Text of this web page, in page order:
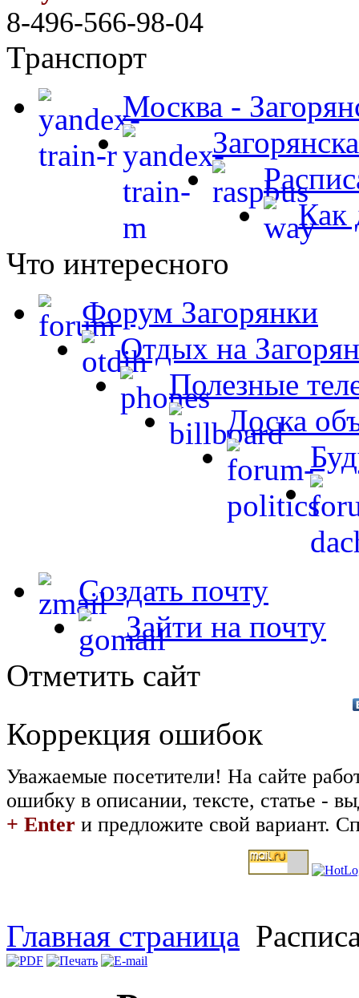
8-496-566-98-04
Транспорт
Москва -
Как
Что интересного
Форум Загорянки
Отдых на
Полезные
Доска
Создать почту
Зайти на почту
Отметить сайт
Коррекция ошибок
Уважаемые посетители! На сайте
ошибку в описании, тексте, статье -
+ Enter и предложите свой вариант.
Главная страница